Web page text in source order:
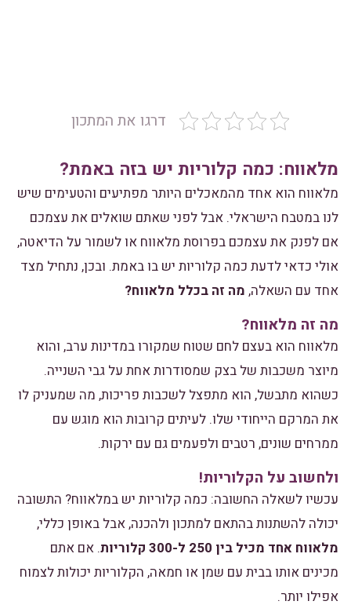
דרגו את המתכון
מלאווח: כמה קלוריות יש בזה באמת?
מלאווח הוא אחד מהמאכלים היותר מפתיעים והטעימים שיש
לנו במטבח הישראלי. אבל לפני שאתם שואלים את עצמכם
אם לפנק את עצמכם בפרוסת מלאווח או לשמור על הדיאטה,
אולי כדאי לדעת כמה קלוריות יש בו באמת. ובכן, נתחיל מצד
אחד עם השאלה, מה זה בכלל מלאווח?
מה זה מלאווח?
מלאווח הוא בעצם לחם שטוח שמקורו במדינות ערב, והוא
מיוצר משכבות של בצק שמסודרות אחת על גבי השנייה.
כשהוא מתבשל, הוא מתפצל לשכבות פריכות, מה שמעניק לו
את המרקם הייחודי שלו. לעיתים קרובות הוא מוגש עם
ממרחים שונים, רטבים ולפעמים גם עם ירקות.
ולחשוב על הקלוריות!
עכשיו לשאלה החשובה: כמה קלוריות יש במלאווח? התשובה
יכולה להשתנות בהתאם למתכון ולהכנה, אבל באופן כללי,
מלאווח אחד מכיל בין 250 ל-300 קלוריות
. אם אתם
מכינים אותו בבית עם שמן או חמאה, הקלוריות יכולות לצמוח
אפילו יותר.